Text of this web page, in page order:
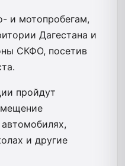
и мотопробегам,
Дагестана и
СКФО, посетив
пройдут
и другие